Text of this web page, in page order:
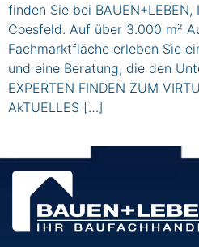
finden Sie bei
Coesfeld. Auf über 3.000 m²
Fachmarktfläche erleben Sie
und eine Beratung, die den
EXPERTEN FINDEN ZUM
AkTUELLES […]